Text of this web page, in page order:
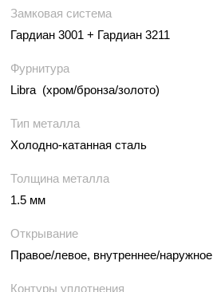
Замковая система
Гардиан 3001 + Гардиан 3211
Фурнитура
Libra (хром/бронза/золото)
Тип металла
Холодно-катанная сталь
Толщина металла
1.5 мм
Открывание
Правое/левое, внутреннее/наружное
Контуры уплотнения